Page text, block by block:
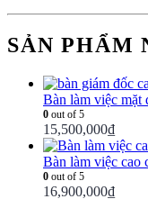
SẢN PHẨM
Bàn làm việc mặt
0 out of 5
15,500,000₫
Bàn làm việc cao
0 out of 5
16,900,000₫